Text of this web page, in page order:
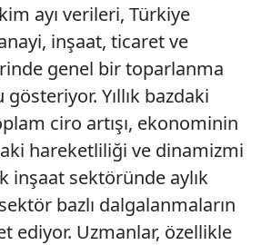
ayı verileri, Türkiye
inşaat, ticaret ve
genel bir toparlanma
Yıllık bazdaki
ciro artışı, ekonominin
hareketliliği ve dinamizmi
inşaat sektöründe aylık
bazlı dalgalanmaların
ediyor. Uzmanlar, özellikle